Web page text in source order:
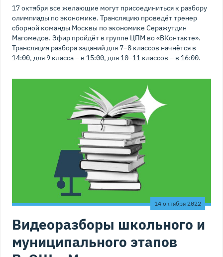
17 октября все желающие могут присоединиться к разбору
олимпиады по экономике. Трансляцию проведёт тренер
сборной команды Москвы по экономике Серажутдин
Магомедов. Эфир пройдёт в группе ЦПМ во «ВКонтакте».
Трансляция разбора заданий для 7–8 классов начнётся в
14:00, для 9 класса – в 15:00, для 10–11 классов – в 16:00.
14 октября 2022
Видеоразборы школьного и
муниципального этапов